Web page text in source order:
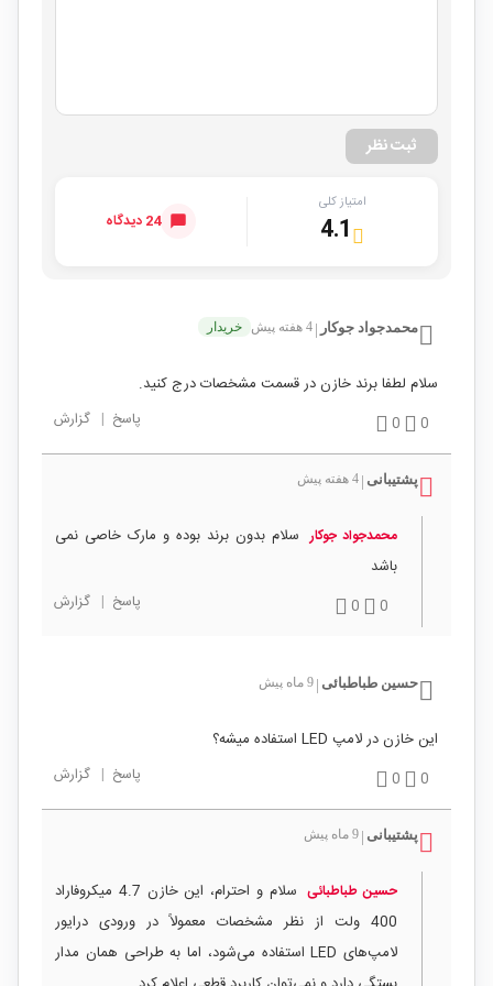
ثبت نظر
امتیاز کلی
4.1 24 دیدگاه
محمدجواد جوکار 4 هفته پیش خریدار
سلام لطفا برند خازن در قسمت مشخصات درج کنید.
0
0 پاسخ | گزارش
پشتیبانی 4 هفته پیش
محمدجواد جوکار سلام بدون برند بوده و مارک خاصی نمی
باشد
0
0 پاسخ | گزارش
حسین طباطبائی 9 ماه پیش
این خازن در لامپ LED استفاده میشه؟
0
0 پاسخ | گزارش
پشتیبانی 9 ماه پیش
حسین طباطبائی
سلام و احترام، این خازن 4.7 میکروفاراد
400 ولت از نظر مشخصات معمولاً در ورودی درایور
لامپ‌های LED استفاده می‌شود، اما به طراحی همان مدار